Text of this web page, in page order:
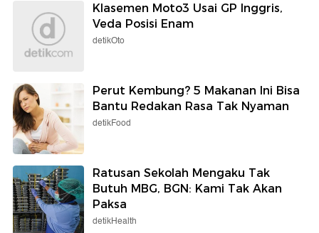
Klasemen Moto3 Usai GP Inggris,
Veda Posisi Enam
detikOto
Perut Kembung? 5 Makanan Ini Bisa
Bantu Redakan Rasa Tak Nyaman
detikFood
Ratusan Sekolah Mengaku Tak
Butuh MBG, BGN: Kami Tak Akan
Paksa
detikHealth